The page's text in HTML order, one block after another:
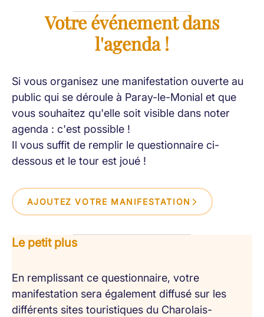
Votre événement dans
l'agenda !
Si vous organisez une manifestation ouverte au
public qui se déroule à Paray-le-Monial et que
vous souhaitez qu'elle soit visible dans noter
agenda : c'est possible !
Il vous suffit de remplir le questionnaire ci-
dessous et le tour est joué !
AJOUTEZ VOTRE MANIFESTATION
Le petit plus
En remplissant ce questionnaire, votre
manifestation sera également diffusé sur les
différents sites touristiques du Charolais-